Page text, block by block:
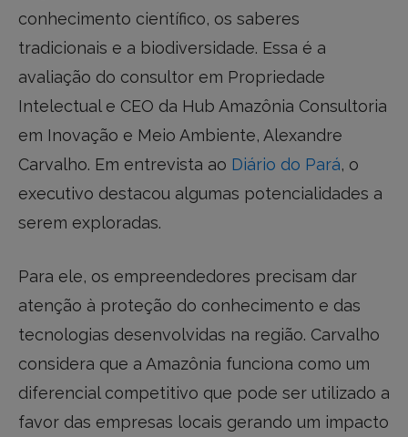
conhecimento científico, os saberes
tradicionais e a biodiversidade. Essa é a
avaliação do consultor em Propriedade
Intelectual e CEO da Hub Amazônia Consultoria
em Inovação e Meio Ambiente, Alexandre
Carvalho. Em entrevista ao Diário do Pará, o
executivo destacou algumas potencialidades a
serem exploradas.
Para ele, os empreendedores precisam dar
atenção à proteção do conhecimento e das
tecnologias desenvolvidas na região. Carvalho
considera que a Amazônia funciona como um
diferencial competitivo que pode ser utilizado a
favor das empresas locais gerando um impacto